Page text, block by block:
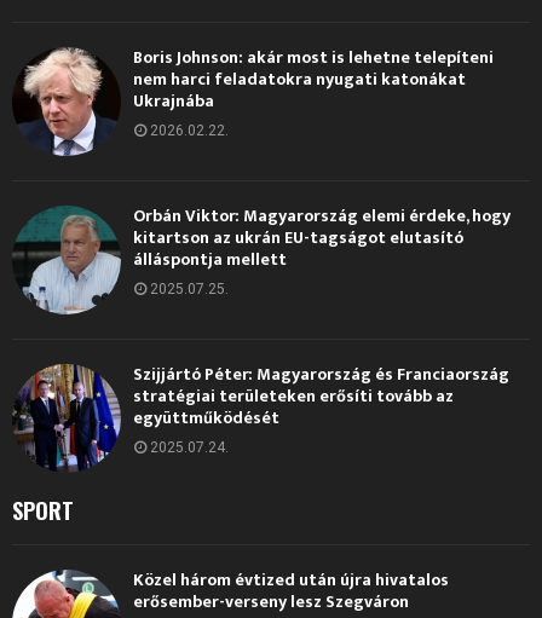
Boris Johnson: akár most is lehetne telepíteni
nem harci feladatokra nyugati katonákat
Ukrajnába
2026.02.22.
Orbán Viktor: Magyarország elemi érdeke, hogy
kitartson az ukrán EU-tagságot elutasító
álláspontja mellett
2025.07.25.
Szijjártó Péter: Magyarország és Franciaország
stratégiai területeken erősíti tovább az
együttműködését
2025.07.24.
SPORT
Közel három évtized után újra hivatalos
erősember-verseny lesz Szegváron